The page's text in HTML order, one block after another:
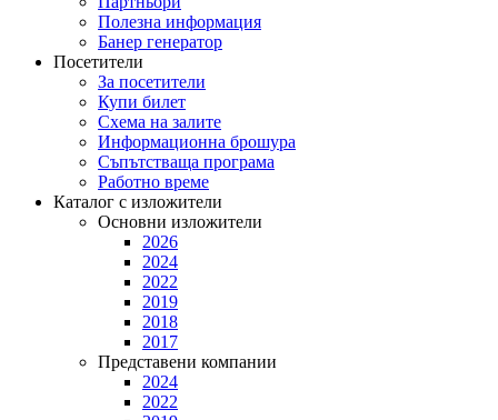
Полезна информация
Банер генератор
Посетители
За посетители
Купи билет
Схема на залите
Информационна брошура
Съпътстваща програма
Работно време
Каталог с изложители
Основни изложители
2026
2024
2022
2019
2018
2017
Представени компании
2024
2022